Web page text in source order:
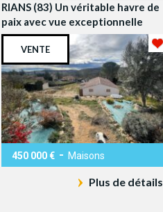
RIANS (83) Un véritable havre de
paix avec vue exceptionnelle
VENTE
450 000 € - Maisons
Plus de détails